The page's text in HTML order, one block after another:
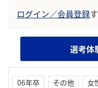
ログイン／会員登録
選考体
06年卒 その他
女